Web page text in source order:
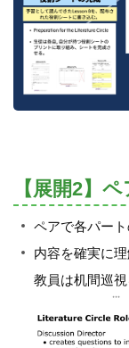
【展開2】
ペアで各パー
内容を確実に
教員は机間巡視